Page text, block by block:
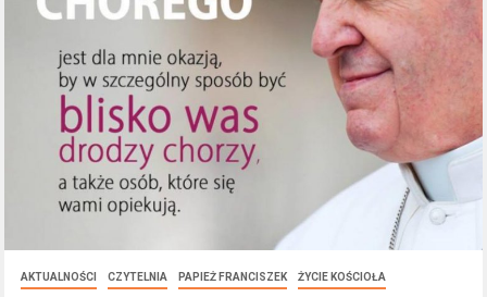
AKTUALNOŚCI CZYTELNIA PAPIEŻ FRANCISZEK ŻYCIE KOŚCIOŁA